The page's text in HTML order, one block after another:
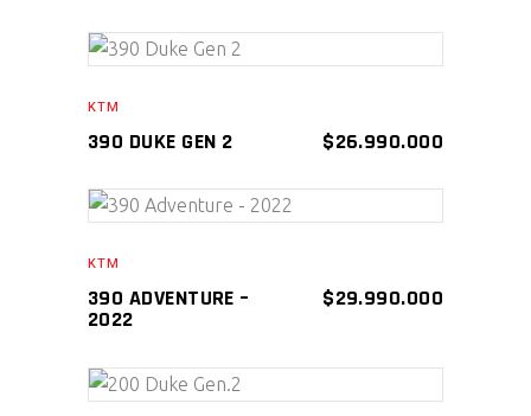
KTM
390 DUKE GEN 2 $26.990.000
KTM
390 ADVENTURE –
2022
$29.990.000